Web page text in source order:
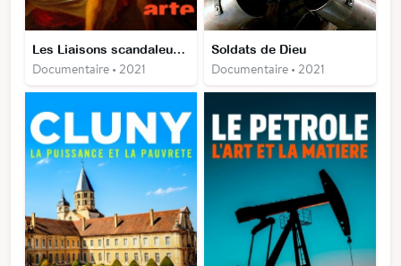
Les Liaisons scandaleuses
Documentaire • 2021
Soldats de Dieu
Documentaire • 2021